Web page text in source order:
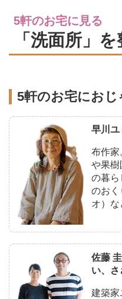
5軒のお宅に見る
「洗面所」
5軒のお宅におじ
早川ユ
布作家
や果樹
の暮ら
のおく
オ）な
佐藤
い、さ
建築家